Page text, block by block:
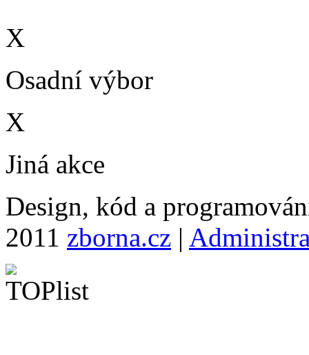
X
Osadní výbor
X
Jiná akce
Design, kód a
2011 zborna.cz |